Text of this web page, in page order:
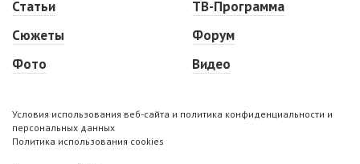
Статьи
Сюжеты
Фото
ТВ-Программа
Форум
Видео
Условия использования веб-сайта и политика конфиденциальности и
персональных данных
Политика использования cookies